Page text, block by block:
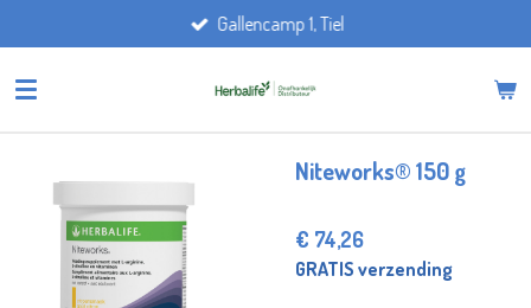
direct
naar
Gallencamp 1, Tiel
Niteworks® 150 g
€ 74,26
GRATIS verzending